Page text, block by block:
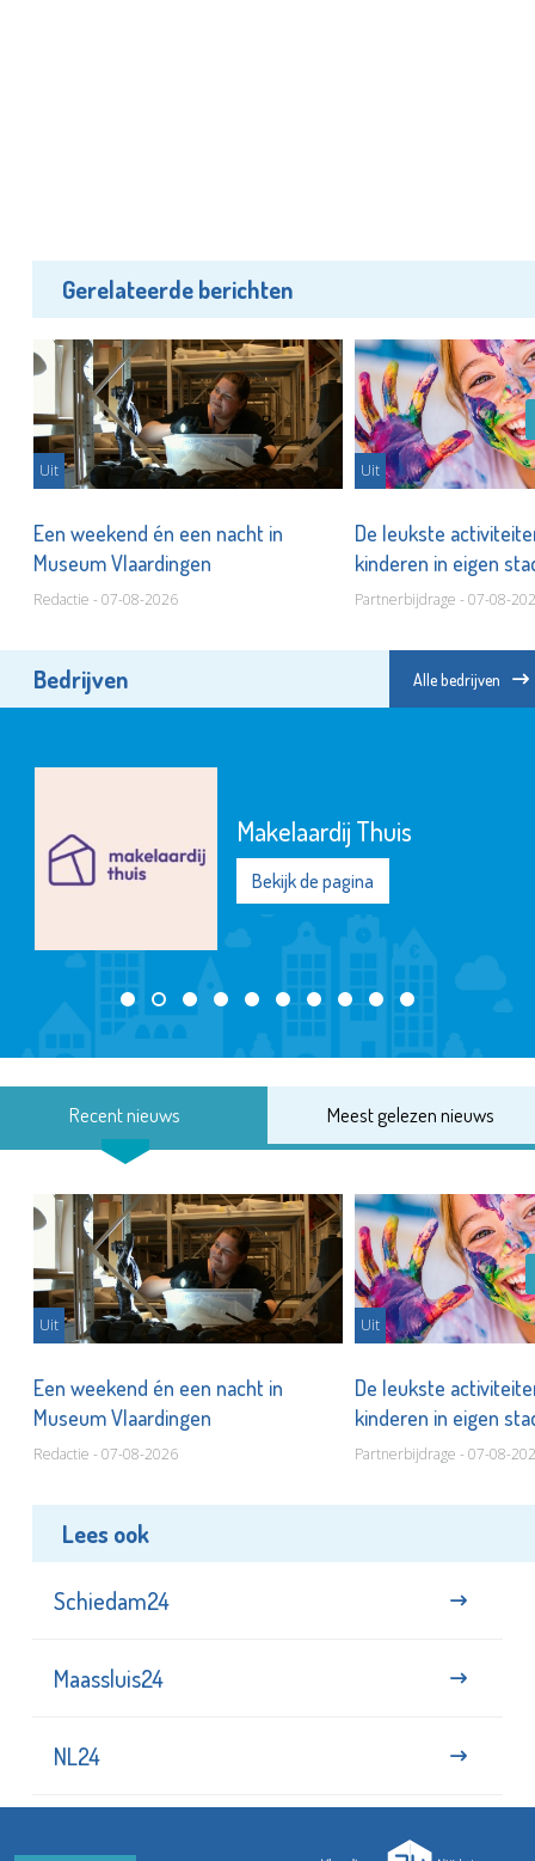
Gerelateerde berichten
Uit
Een weekend én een nacht in
Museum Vlaardingen
Redactie - 07-08-2026
Uit
De leukste
kinderen in eigen
Partnerbijdrage - 07-08-
Bedrijven Alle bedrijven
Makelaardij Thuis
Bekijk de pagina
Recent nieuws Meest gelezen nieuws
Uit
Een weekend én een nacht in
Museum Vlaardingen
Redactie - 07-08-2026
Uit
De leukste
kinderen in eigen
Partnerbijdrage - 07-08-
Lees ook
Schiedam24
Maassluis24
NL24